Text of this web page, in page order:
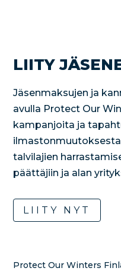
LIITY
Jäsenmaksujen ja
avulla Protect Our
kampanjoita ja
talvilajien
päättäjiin ja alan
LIITY NYT
Protect Our Winters